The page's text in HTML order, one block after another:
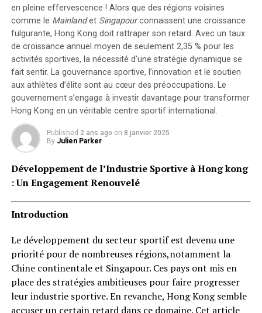
Le fonds de pension du Michigan investit 6,6 millions de
dollars en Bitcoin grâce à l’ETF ARK 21Shares !
en pleine effervescence ! Alors que des régions voisines
comme le Mainlandet Singapourconnaissent une croissance
fulgurante, Hong Kong doit rattraper son retard. Avec un taux
de croissance annuel moyen de seulement 2,35 % pour les
activités sportives, la nécessité d’une stratégie dynamique se
fait sentir. La gouvernance sportive, l’innovation et le soutien
aux athlètes d’élite sont au cœur des préoccupations. Le
gouvernement s’engage à investir davantage pour transformer
Hong Kong en un véritable centre sportif international.
Published 2 ans ago on 8 janvier 2025
By Julien Parker
Développement de l’Industrie Sportive à Hong kong
: Un Engagement Renouvelé
Introduction
Le développement du secteur sportif est devenu une
priorité pour de nombreuses régions,notamment la
Chine continentale et Singapour. Ces pays ont mis en
place des stratégies ambitieuses pour faire progresser
leur industrie sportive. En revanche, Hong Kong semble
accuser un certain retard dans ce domaine. Cet article